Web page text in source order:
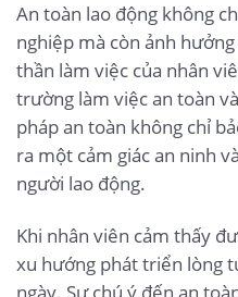
An toàn lao động không
nghiệp mà còn ảnh
thần làm việc của nhân
trường làm việc an toàn
pháp an toàn không chỉ
ra một cảm giác an ninh
người lao động.
Khi nhân viên cảm thấy
xu hướng phát triển lòng